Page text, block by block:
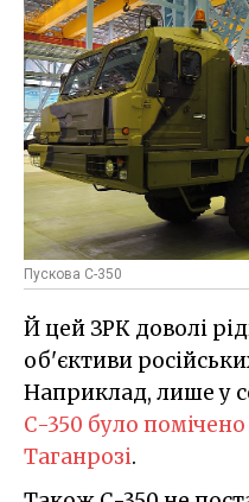
Пускова С-350
Й цей ЗРК доволі
об'єктиви
Наприклад, лише у
С-350 було
Таганрозі.